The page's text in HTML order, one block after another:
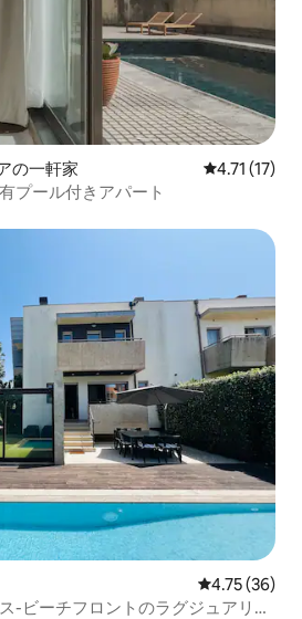
の一軒家 レビュー17
4.71 (17)
プール付きアパート
レビュー36
4.75 (36)
-ビーチフロントのラグジュアリー